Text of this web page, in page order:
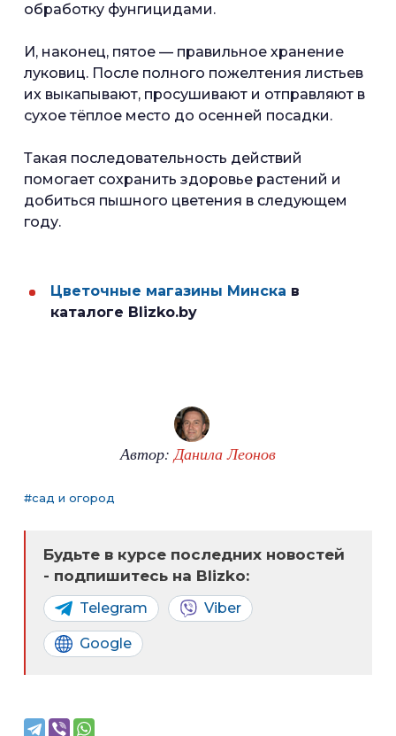
обработку фунгицидами.
И, наконец, пятое — правильное хранение
луковиц. После полного пожелтения листьев
их выкапывают, просушивают и отправляют в
сухое тёплое место до осенней посадки.
Такая последовательность действий
помогает сохранить здоровье растений и
добиться пышного цветения в следующем
году.
Цветочные магазины Минска в
каталоге Blizko.by
Автор:Данила Леонов
#сад и огород
Будьте в курсе последних новостей
- подпишитесь на Blizko:
Telegram Viber
Google